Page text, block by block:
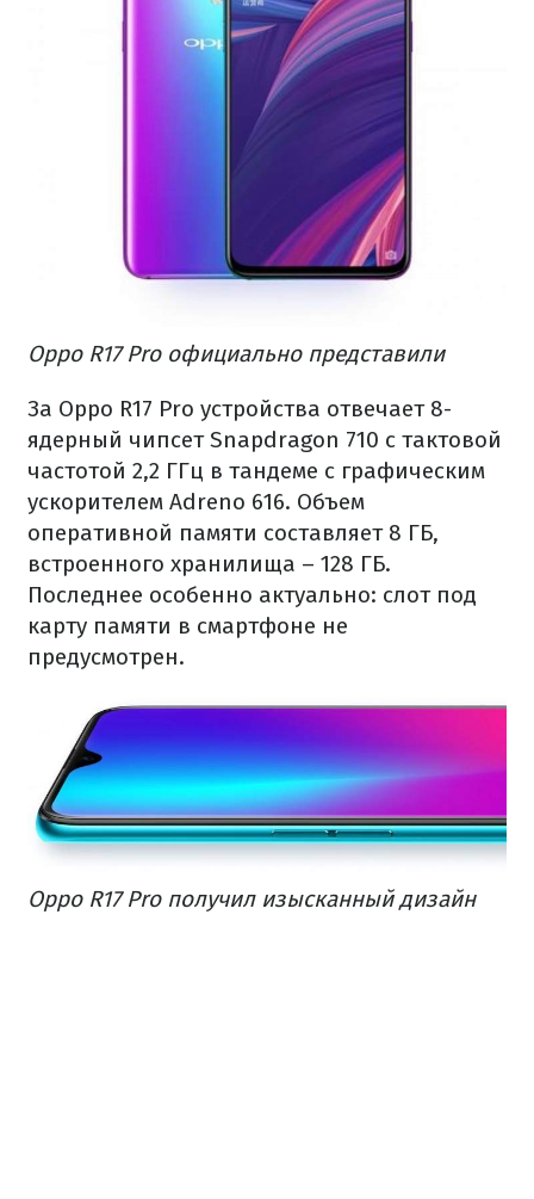
Oppo R17 Pro официально представили
За Oppo R17 Pro устройства отвечает 8-
ядерный чипсет Snapdragon 710 с тактовой
частотой 2,2 ГГц в тандеме с графическим
ускорителем Adreno 616. Объем
оперативной памяти составляет 8 ГБ,
встроенного хранилища – 128 ГБ.
Последнее особенно актуально: слот под
карту памяти в смартфоне не
предусмотрен.
Oppo R17 Pro получил изысканный дизайн